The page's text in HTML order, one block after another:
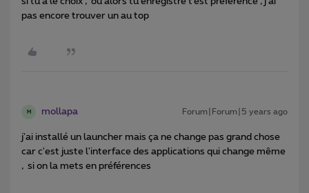
pas encore trouver un au top
M mollapa Forum|Forum|5 years ago
j'ai installé un launcher mais ça ne change pas grand chose
car c'est juste l'interface des applications qui change même
, si on la mets en préférences